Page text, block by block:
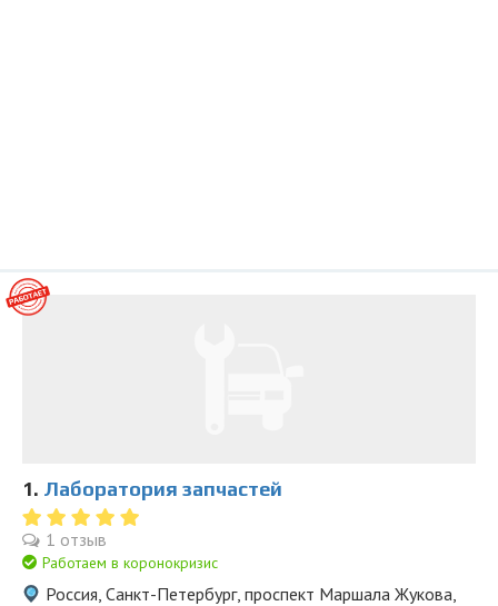
1. Лаборатория запчастей
1 отзыв
Работаем в коронокризис
Россия, Санкт-Петербург, проспект Маршала Жукова,